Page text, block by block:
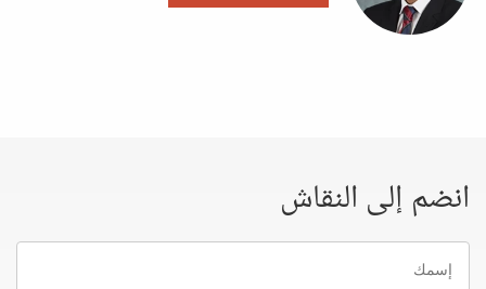
انضم إلى النقاش
إسمك